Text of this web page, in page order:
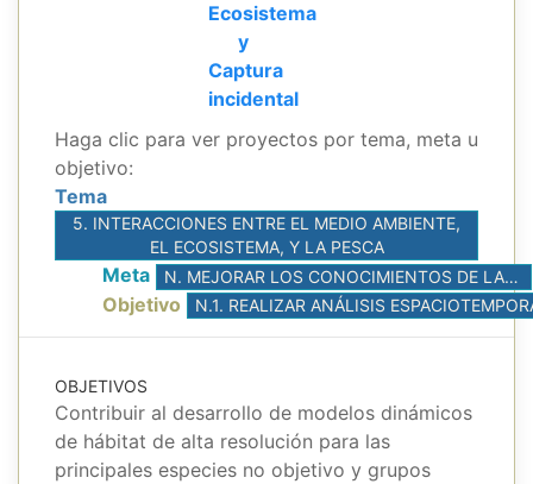
Ecosistema
y
Captura
incidental
Haga clic para ver proyectos por tema, meta u
objetivo:
Tema
5. INTERACCIONES ENTRE EL MEDIO AMBIENTE,
EL ECOSISTEMA, Y LA PESCA
Meta N. MEJORAR LOS CONOCIMIENTOS DE LAS INTERACCIONES ENTRE IMPULSORES AMBIENTALES, EL CLIMA, Y LA PESCA
Objetivo
OBJETIVOS
Contribuir al desarrollo de modelos dinámicos
de hábitat de alta resolución para las
principales especies no objetivo y grupos